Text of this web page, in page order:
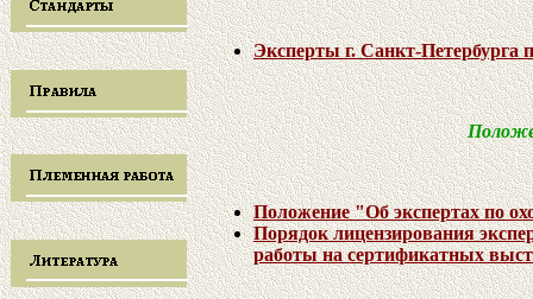
Эксперты г. Санкт-Петербурга
Положение "Об экспертах по
Порядок лицензирования
работы на сертификатных